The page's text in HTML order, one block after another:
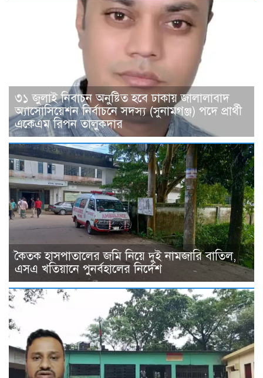
৩১ জুলাই নিবাচন অনু‌ষ্টিত হ‌বে ঢাকায় জালালাবাদ
অ্যাসোসিয়েশন নির্বাচনে সদস্য (সুনামগঞ্জ) পদে প্রার্থী
একেএম রিপন তালুকদার
কৈতক হাসপাতালের জমি নিয়ে দুই নামজারি বাতিল,
এসএ খতিয়ানে পুনর্বহালের নির্দেশ